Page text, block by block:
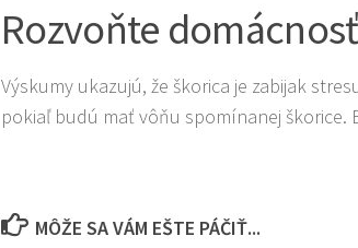
Rozvoňte
Výskumy ukazujú, že škorica je zabijak
pokiaľ budú mať vôňu spomínanej
MÔŽE SA VÁM EŠTE PÁČIŤ...